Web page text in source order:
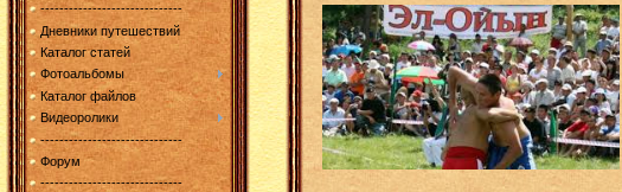
------------------------------
Дневники путешествий
Каталог статей
Фотоальбомы
Каталог файлов
Видеоролики
------------------------------
Форум
------------------------------